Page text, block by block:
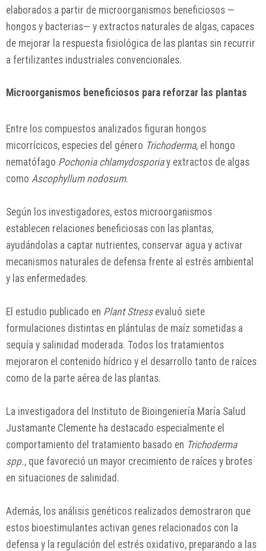
elaborados a partir de microorganismos beneficiosos —
hongos y bacterias— y extractos naturales de algas, capaces
de mejorar la respuesta fisiológica de las plantas sin recurrir
a fertilizantes industriales convencionales.
Microorganismos beneficiosos para reforzar las plantas
Entre los compuestos analizados figuran hongos
micorrícicos, especies del género Trichoderma, el hongo
nematófago Pochonia chlamydosporiay extractos de algas
como Ascophyllum nodosum.
Según los investigadores, estos microorganismos
establecen relaciones beneficiosas con las plantas,
ayudándolas a captar nutrientes, conservar agua y activar
mecanismos naturales de defensa frente al estrés ambiental
y las enfermedades.
El estudio publicado en Plant Stressevaluó siete
formulaciones distintas en plántulas de maíz sometidas a
sequía y salinidad moderada. Todos los tratamientos
mejoraron el contenido hídrico y el desarrollo tanto de raíces
como de la parte aérea de las plantas.
La investigadora del Instituto de Bioingeniería María Salud
Justamante Clemente ha destacado especialmente el
comportamiento del tratamiento basado en Trichoderma
spp., que favoreció un mayor crecimiento de raíces y brotes
en situaciones de salinidad.
Además, los análisis genéticos realizados demostraron que
estos bioestimulantes activan genes relacionados con la
defensa y la regulación del estrés oxidativo, preparando a las